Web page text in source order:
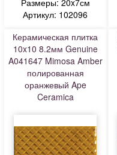
Размеры: 20x7см
Артикул: 102096
Керамическая плитка
10x10 8.2мм Genuine
A041647 Mimosa Amber
полированная
оранжевый Ape
Ceramica